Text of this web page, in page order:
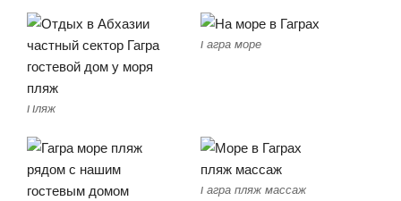
Пляж
Гагра море
Гагра пляж массаж